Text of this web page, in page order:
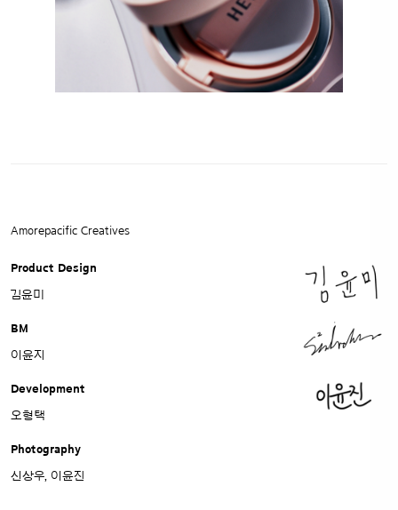
Amorepacific Creatives
Product Design
김윤미
BM
이윤지
Development
오형택
Photography
신상우, 이윤진